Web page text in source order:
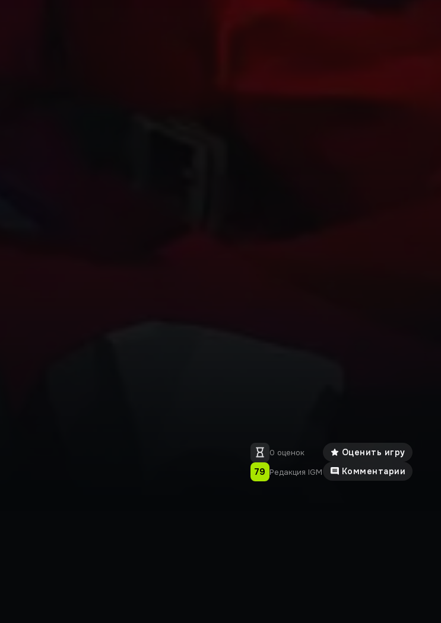
0 оценок
79 Редакция IGM
Оценить игру
Комментарии